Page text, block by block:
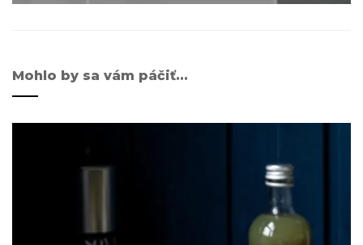
Mohlo by sa vám páčiť...